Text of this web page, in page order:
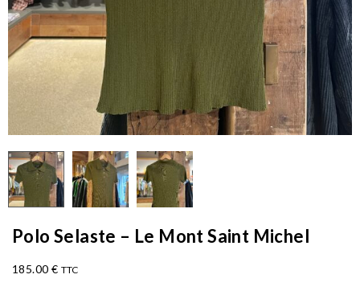
Polo Selaste – Le Mont Saint Michel
185.00 € TTC